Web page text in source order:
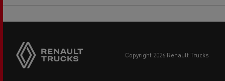
buttons
copyright 2026 Renault Trucks